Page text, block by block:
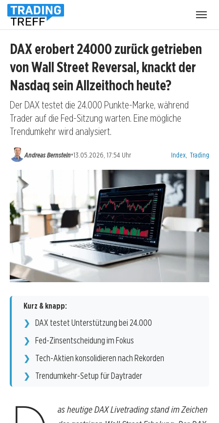
DAX erobert 24000 zurück getrieben
von Wall Street Reversal, knackt der
Nasdaq sein Allzeithoch heute?
Der DAX testet die 24.000 Punkte-Marke, während
Trader auf die Fed-Sitzung warten. Eine mögliche
Trendumkehr wird analysiert.
Andreas Bernstein•13.05.2026, 17:54 Uhr Kategorien:
Index Trading
Kurz & knapp:
DAX testet Unterstützung bei 24.000
Fed-Zinsentscheidung im Fokus
Tech-Aktien konsolidieren nach Rekorden
Trendumkehr-Setup für Daytrader
as heutige DAX Livetrading stand im Zeichen